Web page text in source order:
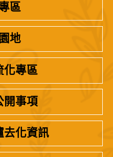
區
地
化專區
開事項
去化資訊